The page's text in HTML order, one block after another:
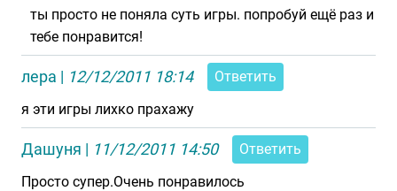
ты просто не поняла суть игры. попробуй ещё раз и
тебе понравится!
лера | 12/12/2011 18:14
Ответить
я эти игры лихко прахажу
Дашуня | 11/12/2011 14:50
Ответить
Просто супер.Очень понравилось